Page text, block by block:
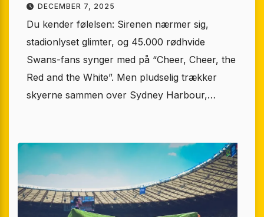
DECEMBER 7, 2025
Du kender følelsen: Sirenen nærmer sig,
stadionlyset glimter, og 45.000 rødhvide
Swans-fans synger med på “Cheer, Cheer, the
Red and the White”. Men pludselig trækker
skyerne sammen over Sydney Harbour,…